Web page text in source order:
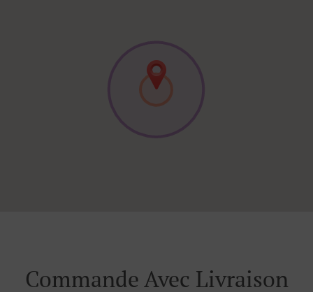
Commande Avec Livraison